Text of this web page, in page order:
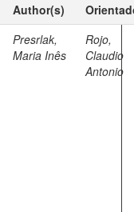
Author(s)
Presrlak,
Maria Inês
Rojo,
Claudio
Antonio